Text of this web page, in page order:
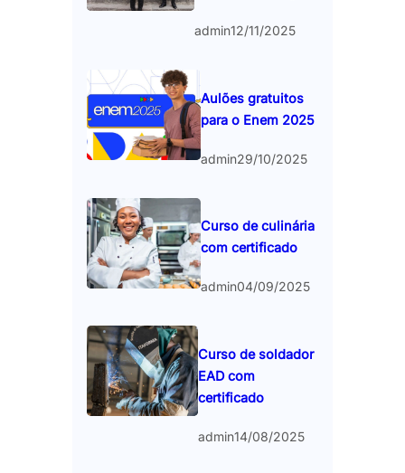
admin12/11/2025
Aulões gratuitos
para o Enem 2025
admin29/10/2025
Curso de culinária
com certificado
admin04/09/2025
Curso de soldador
EAD com
certificado
admin14/08/2025